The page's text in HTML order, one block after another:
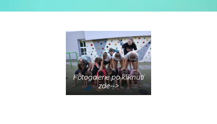
Fotogalerie po kliknutí
zde-->